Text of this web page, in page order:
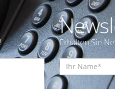
Erhalten Sie